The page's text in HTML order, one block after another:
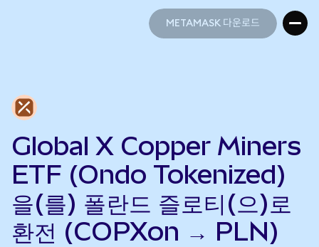
METAMASK 다운로드
Global X Copper Miners
ETF (Ondo Tokenized)
을(를) 폴란드 즐로티(으)로
환전 (COPXon → PLN)